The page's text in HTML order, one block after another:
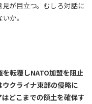
が目立つ。むしろ対話に
か。
転覆しNATO加盟を阻止
クライナ東部の侵略に
どこまでの領土を確保す